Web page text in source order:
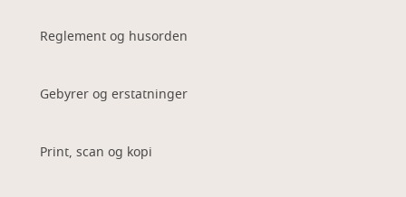
Reglement og husorden
Gebyrer og erstatninger
Print, scan og kopi